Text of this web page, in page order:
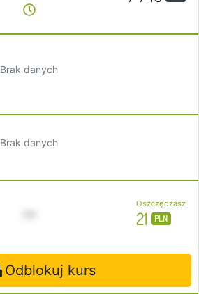
Brak danych
Brak danych
•••
Oszczędzasz
21 PLN
Odblokuj kurs